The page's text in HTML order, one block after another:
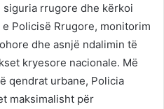
rrugore dhe kërkoi
Policisë Rrugore, monitorim
dhe asnjë ndalimin të
kryesore nacionale. Më
qendrat urbane, Policia
maksimalisht për